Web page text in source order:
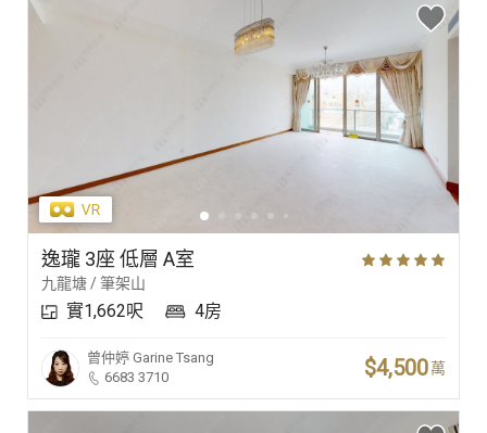
逸瓏 3座 低層 A室
九龍塘 / 筆架山
實1,662呎 4房
曾仲婷 Garine Tsang
6683 3710
$4,500萬